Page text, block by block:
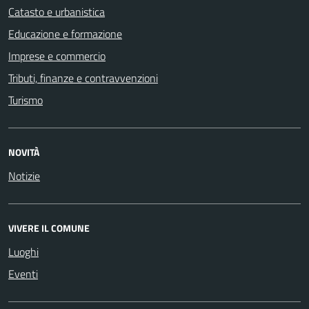
Catasto e urbanistica
Educazione e formazione
Imprese e commercio
Tributi, finanze e contravvenzioni
Turismo
NOVITÀ
Notizie
VIVERE IL COMUNE
Luoghi
Eventi